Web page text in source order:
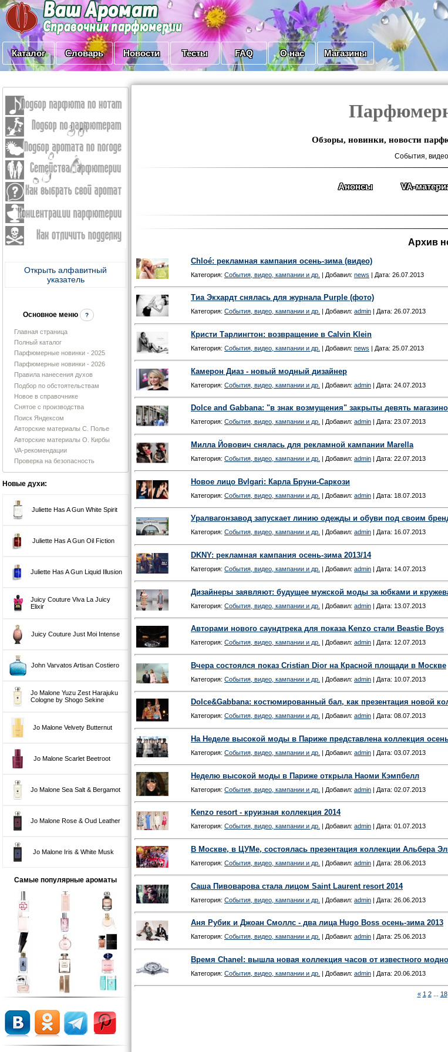
Каталог Словарь Новости Тесты FAQ О нас Магазины
Открыть алфавитный
указатель
Основное меню ?
Главная страница
Полный каталог
Парфюмерные новинки - 2025
Парфюмерные новинки - 2026
Правила нанесения духов
Подбор по обстоятельствам
Новое в справочнике
Снятое с производства
Поиск Яндексом
Авторские материалы С. Полье
Авторские материалы О. Кирбы
VA-рекомендации
Проверка на безопасность
Новые духи:
Juliette Has A Gun White Spirit
Juliette Has A Gun Oil Fiction
Juliette Has A Gun Liquid Illusion
Juicy Couture Viva La Juicy
Elixir
Juicy Couture Just Moi Intense
John Varvatos Artisan Costiero
Jo Malone Yuzu Zest Harajuku
Cologne by Shogo Sekine
Jo Malone Velvety Butternut
Jo Malone Scarlet Beetroot
Jo Malone Sea Salt & Bergamot
Jo Malone Rose & Oud Leather
Jo Malone Iris & White Musk
Самые популярные ароматы
Обзоры, новинки, новости
События,
Анонсы VA-
Архив
Chloé: рекламная кампания осень-зима (видео)
Категория: События, видео, кампании и др. | Добавил: news | Дата: 26.07.2013
Тиа Экхардт снялась для журнала Purple (фото)
Категория: События, видео, кампании и др. | Добавил: admin | Дата: 26.07.2013
Кристи Тарлингтон: возвращение в Calvin Klein
Категория: События, видео, кампании и др. | Добавил: news | Дата: 25.07.2013
Камерон Диаз - новый модный дизайнер
Категория: События, видео, кампании и др. | Добавил: admin | Дата: 24.07.2013
Dolce and Gabbana: "в знак возмущения" закрыты девять
Категория: События, видео, кампании и др. | Добавил: admin | Дата: 23.07.2013
Милла Йовович снялась для рекламной кампании Marella
Категория: События, видео, кампании и др. | Добавил: admin | Дата: 22.07.2013
Новое лицо Bvlgari: Карла Бруни-Саркози
Категория: События, видео, кампании и др. | Добавил: admin | Дата: 18.07.2013
Уралвагонзавод запускает линию одежды и обуви под своим
Категория: События, видео, кампании и др. | Добавил: admin | Дата: 16.07.2013
DKNY: рекламная кампания осень-зима 2013/14
Категория: События, видео, кампании и др. | Добавил: admin | Дата: 14.07.2013
Дизайнеры заявляют: будущее мужской моды за юбками и
Категория: События, видео, кампании и др. | Добавил: admin | Дата: 13.07.2013
Авторами нового саундтрека для показа Kenzo стали Beastie Boys
Категория: События, видео, кампании и др. | Добавил: admin | Дата: 12.07.2013
Вчера состоялся показ Cristian Dior на Красной площади в Москве
Категория: События, видео, кампании и др. | Добавил: admin | Дата: 10.07.2013
Dolce&Gabbana: костюмированный бал, как презентация новой
Категория: События, видео, кампании и др. | Добавил: admin | Дата: 08.07.2013
На Неделе высокой моды в Париже представлена коллекция
Категория: События, видео, кампании и др. | Добавил: admin | Дата: 03.07.2013
Неделю высокой моды в Париже открыла Наоми Кэмпбелл
Категория: События, видео, кампании и др. | Добавил: admin | Дата: 02.07.2013
Kenzo resort - круизная коллекция 2014
Категория: События, видео, кампании и др. | Добавил: admin | Дата: 01.07.2013
В Москве, в ЦУМе, состоялась презентация коллекции Альбера
Категория: События, видео, кампании и др. | Добавил: admin | Дата: 28.06.2013
Саша Пивоварова стала лицом Saint Laurent resort 2014
Категория: События, видео, кампании и др. | Добавил: admin | Дата: 26.06.2013
Аня Рубик и Джоан Смоллс - два лица Hugo Boss осень-зима 2013
Категория: События, видео, кампании и др. | Добавил: admin | Дата: 25.06.2013
Время Chanel: вышла новая коллекция часов от известного
Категория: События, видео, кампании и др. | Добавил: admin | Дата: 20.06.2013
« 1 2 18